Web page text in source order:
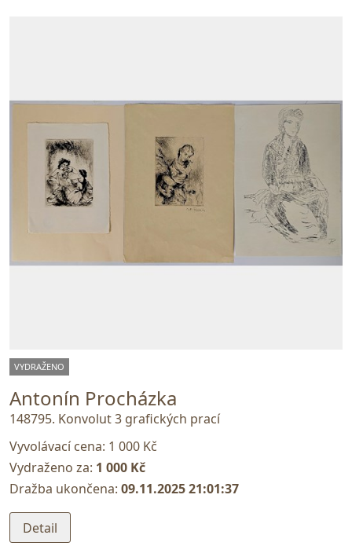
VYDRAŽENO
Antonín Procházka
148795. Konvolut 3 grafických prací
Vyvolávací cena: 1 000 Kč
Vydraženo za: 1 000 Kč
Dražba ukončena: 09.11.2025 21:01:37
Detail